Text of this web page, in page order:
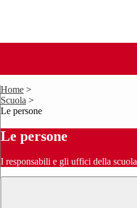
Home >
Scuola >
Le persone
Le persone
I responsabili e gli uffici della scuola